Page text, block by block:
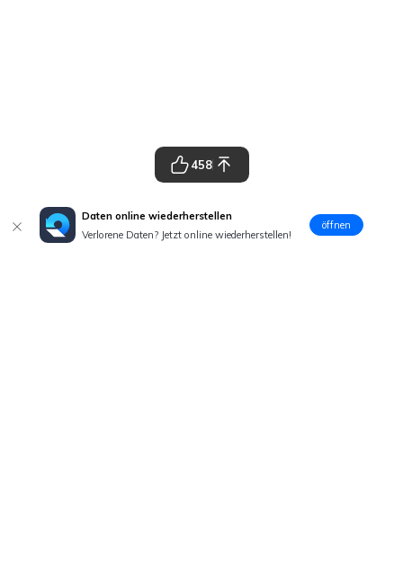
Daten online wiederherstellen
Verlorene Daten? Jetzt online wiederherstellen!
öffnen
458